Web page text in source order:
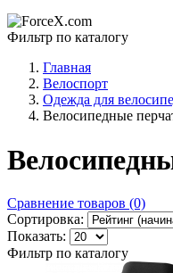
Фильтр по каталогу
Главная
Велоспорт
Одежда для
Велосипедные
Сравнение товаров (0)
Сортировка:
Показать:
Фильтр по каталогу